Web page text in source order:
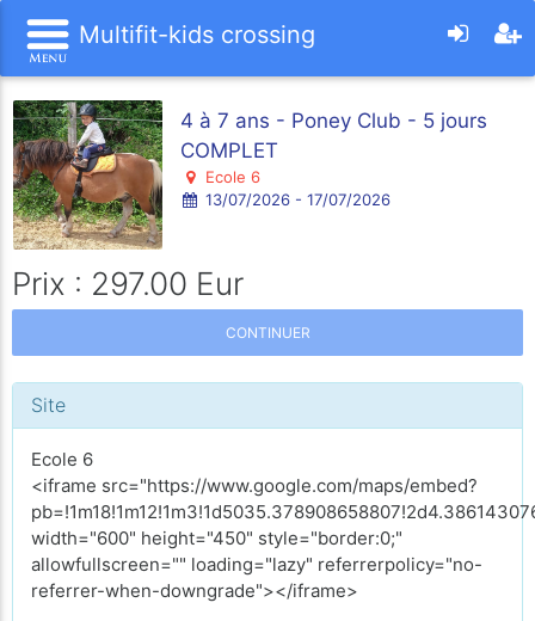
Multifit-kids crossing
4 à 7 ans - Poney Club - 5 jours
COMPLET
Ecole 6
13/07/2026 - 17/07/2026
Prix : 297.00 Eur
CONTINUER
Site
Ecole 6
<iframe src="https://www.google.com/maps/embed?
width="600" height="450" style="border:0;"
allowfullscreen="" loading="lazy" referrerpolicy="no-
referrer-when-downgrade"></iframe>